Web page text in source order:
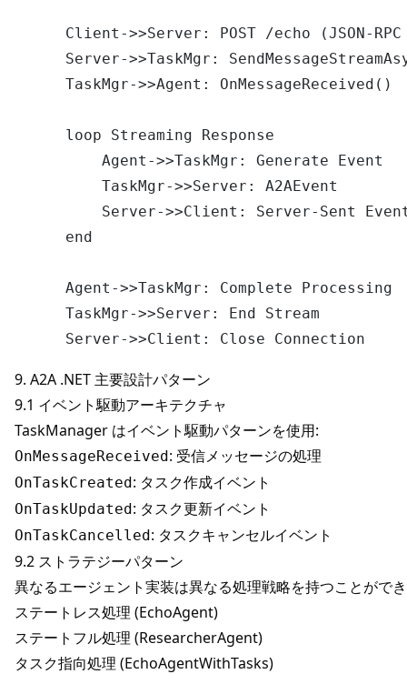
Client->>Server: POST /echo (JSON-
Server->>TaskMgr:
    TaskMgr->>Agent: OnMessageReceived()
    loop Streaming Response
        Agent->>TaskMgr: Generate Event
        TaskMgr->>Server: A2AEvent
Server->>Client: Server-Sent
    end
    Agent->>TaskMgr: Complete Processing
    TaskMgr->>Server: End Stream
9. A2A .NET 主要設計パターン
9.1 イベント駆動アーキテクチャ
TaskManager はイベント駆動パターンを使用:
OnMessageReceived: 受信メッセージの処理
OnTaskCreated: タスク作成イベント
OnTaskUpdated: タスク更新イベント
OnTaskCancelled: タスクキャンセルイベント
9.2 ストラテジーパターン
異なるエージェント実装は異なる処理戦略を持つことがで
ステートレス処理 (EchoAgent)
ステートフル処理 (ResearcherAgent)
タスク指向処理 (EchoAgentWithTasks)